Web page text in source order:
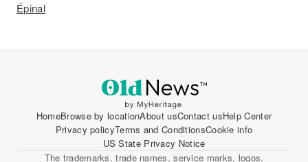
Épinal
HomeBrowse by locationAbout usContact usHelp Center
Privacy policyTerms and ConditionsCookie info
US State Privacy Notice
The trademarks, trade names, service marks, logos,